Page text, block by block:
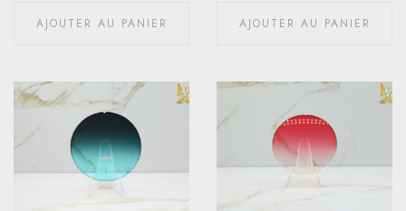
AJOUTER AU PANIER AJOUTER AU PANIER